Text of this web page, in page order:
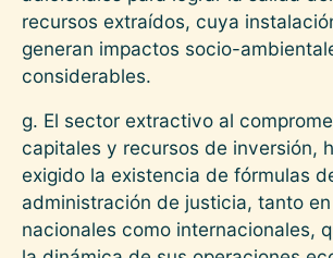
recursos extraídos, cuya
generan impactos socio-
considerables.
g. El sector extractivo al
capitales y recursos de inversión,
exigido la existencia de fórmulas
administración de justicia, tanto
nacionales como internacionales,